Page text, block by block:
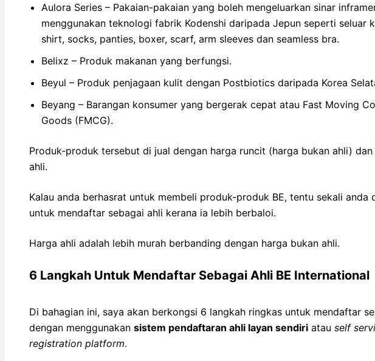
Aulora Series – Pakaian-pakaian yang boleh mengeluarkan sinar
menggunakan teknologi fabrik Kodenshi daripada Jepun seperti seluar
shirt, socks, panties, boxer, scarf, arm sleeves dan seamless bra.
Belixz – Produk makanan yang berfungsi.
Beyul – Produk penjagaan kulit dengan Postbiotics daripada Korea
Beyang – Barangan konsumer yang bergerak cepat atau Fast Moving
Goods (FMCG).
Produk-produk tersebut di jual dengan harga runcit (harga bukan ahli) dan
ahli.
Kalau anda berhasrat untuk membeli produk-produk BE, tentu sekali anda
untuk mendaftar sebagai ahli kerana ia lebih berbaloi.
Harga ahli adalah lebih murah berbanding dengan harga bukan ahli.
6 Langkah Untuk Mendaftar Sebagai Ahli BE International
Di bahagian ini, saya akan berkongsi 6 langkah ringkas untuk mendaftar
dengan menggunakan sistem pendaftaran ahli layan sendiri atau self
registration platform.